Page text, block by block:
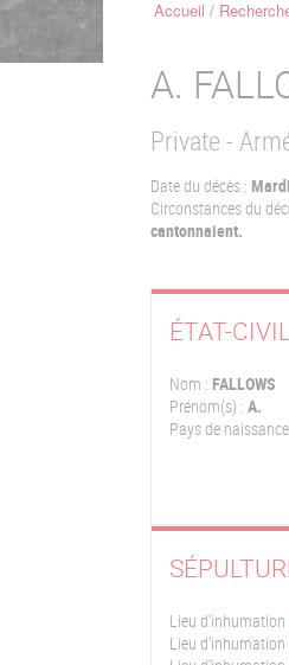
FilAccueil
A.
Private -
Date du décès :
Circonstances du
cantonnaient.
ÉTAT-
Nom : FALLOWS
Prénom(s) : A.
Pays de
Lieu d'inhumation
Lieu